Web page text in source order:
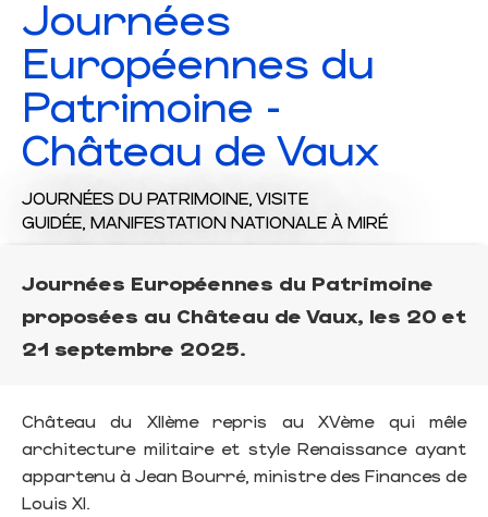
Journées
Européennes du
Patrimoine -
Château de Vaux
JOURNÉES DU PATRIMOINE, VISITE
GUIDÉE, MANIFESTATION NATIONALE À MIRÉ
Journées Européennes du Patrimoine
proposées au Château de Vaux, les 20 et
21 septembre 2025.
Château du XIIème repris au XVème qui mêle
architecture militaire et style Renaissance ayant
appartenu à Jean Bourré, ministre des Finances de
Louis XI.